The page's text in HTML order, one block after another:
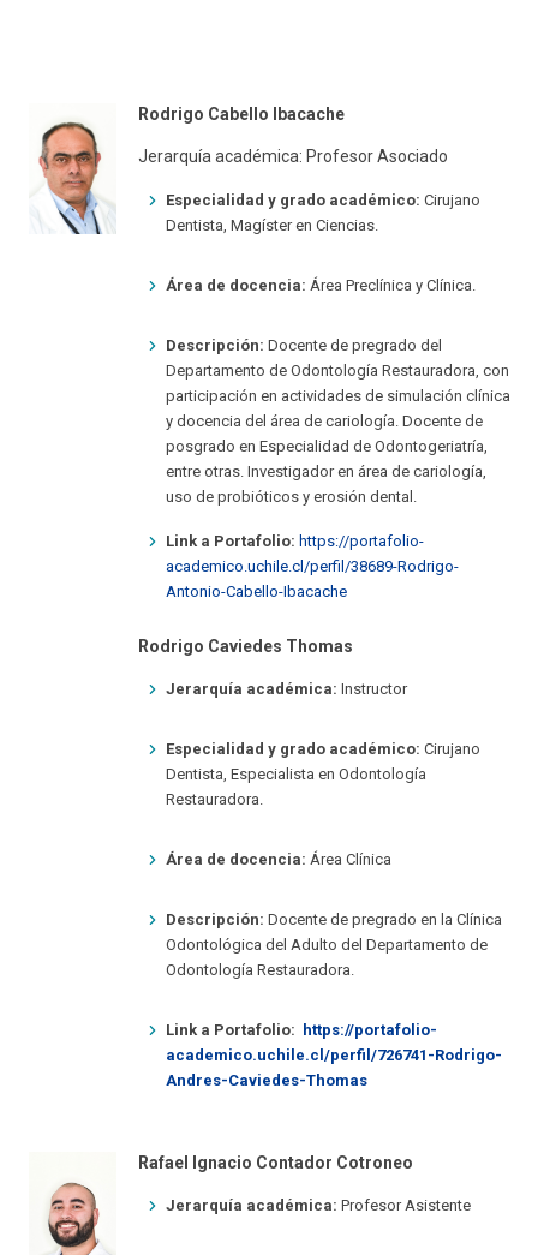
Rodrigo Cabello Ibacache
Jerarquía académica: Profesor Asociado
Especialidad y grado académico: Cirujano
Dentista, Magíster en Ciencias.
Área de docencia: Área Preclínica y Clínica.
Descripción: Docente de pregrado del
Departamento de Odontología Restauradora, con
participación en actividades de simulación clínica
y docencia del área de cariología. Docente de
posgrado en Especialidad de Odontogeriatría,
entre otras. Investigador en área de cariología,
uso de probióticos y erosión dental.
Link a Portafolio: https://portafolio-
academico.uchile.cl/perfil/38689-Rodrigo-
Antonio-Cabello-Ibacache
Rodrigo Caviedes Thomas
Jerarquía académica: Instructor
Especialidad y grado académico: Cirujano
Dentista, Especialista en Odontología
Restauradora.
Área de docencia: Área Clínica
Descripción: Docente de pregrado en la Clínica
Odontológica del Adulto del Departamento de
Odontología Restauradora.
Link a Portafolio: https://portafolio-
academico.uchile.cl/perfil/726741-Rodrigo-
Andres-Caviedes-Thomas
Rafael Ignacio Contador Cotroneo
Jerarquía académica: Profesor Asistente